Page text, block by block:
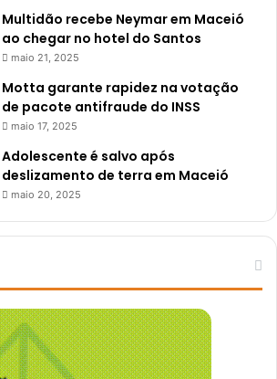
Multidão recebe Neymar em Maceió
ao chegar no hotel do Santos
maio 21, 2025
Motta garante rapidez na votação
de pacote antifraude do INSS
maio 17, 2025
Adolescente é salvo após
deslizamento de terra em Maceió
maio 20, 2025